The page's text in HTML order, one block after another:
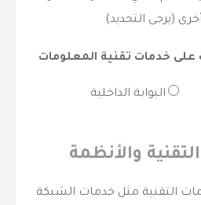
أخرى (يرجى التحديد)
خدمات تقنية المعلومات
البوابة الداخلية
والأنظمة
التقنية مثل خدمات الشبكة